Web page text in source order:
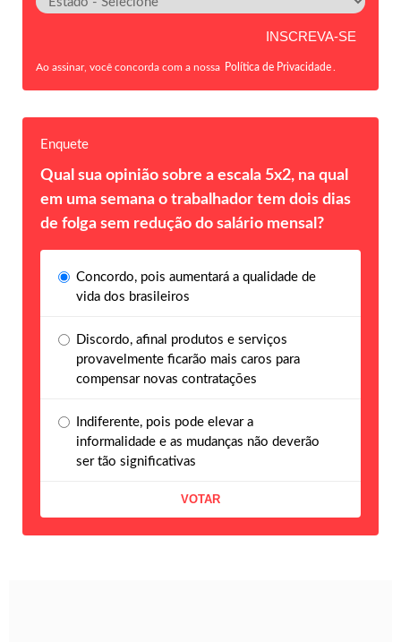
Ao assinar, você concorda com a nossa Política de Privacidade
Enquete
Qual sua opinião sobre a escala 5x2, na qual
em uma semana o trabalhador tem dois dias
de folga sem redução do salário mensal?
Concordo, pois aumentará a qualidade de
vida dos brasileiros
Discordo, afinal produtos e serviços
provavelmente ficarão mais caros para
compensar novas contratações
Indiferente, pois pode elevar a
informalidade e as mudanças não deverão
ser tão significativas